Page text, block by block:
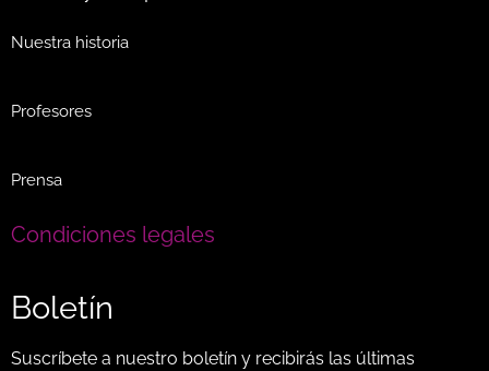
Nuestra historia
Profesores
Prensa
Condiciones legales
Boletín
Suscríbete a nuestro boletín y recibirás las últimas